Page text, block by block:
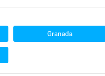
Granada